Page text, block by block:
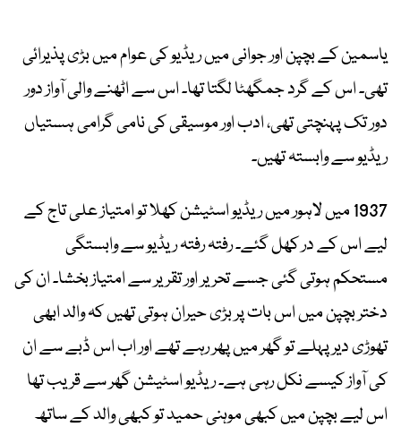
‎یاسمین کے بچپن اور جوانی میں ریڈیو کی عوام میں بڑی پذیرائی
تھی۔ اس کے گرد جمگھٹا لگتا تھا۔ اس سے اٹھنے والی آواز دور
دور تک پہنچتی تھی، ادب اور موسیقی کی نامی گرامی ہستیاں
ریڈیو سے وابستہ تھیں۔
1937 میں لاہور میں ریڈیو اسٹیشن کھلا تو امتیاز علی تاج کے
لیے اس کے در کھل گئے۔ رفتہ رفتہ ریڈیو سے وابستگی
مستحکم ہوتی گئی جسے تحریر اور تقریر سے امتیاز بخشا۔ ان کی
دختر بچپن میں اس بات پر بڑی حیران ہوتی تھیں کہ والد ابھی
تھوڑی دیر پہلے تو گھر میں پھر رہے تھے اور اب اس ڈبے سے ان
کی آواز کیسے نکل رہی ہے۔ ریڈیو اسٹیشن گھر سے قریب تھا
اس لیے بچپن میں کبھی موہنی حمید تو کبھی والد کے ساتھ